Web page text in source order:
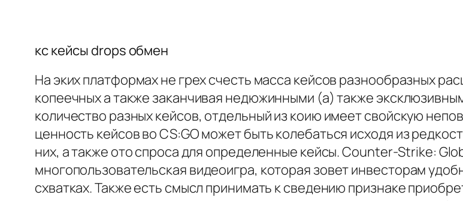
кс кейсы drops обмен
На эких платформах не грех счесть масса кейсов разнообразных
копеечных а также заканчивая недюжинными (а) также
количество разных кейсов, отдельный из коию имеет свойскую
ценность кейсов во CS:GO может быть колебаться исходя из
них, а также ото спроса для определенные кейсы. Counter-Strike:
многопользовательская видеоигра, которая зовет инвесторам
схватках. Также есть смысл принимать к сведению признаке